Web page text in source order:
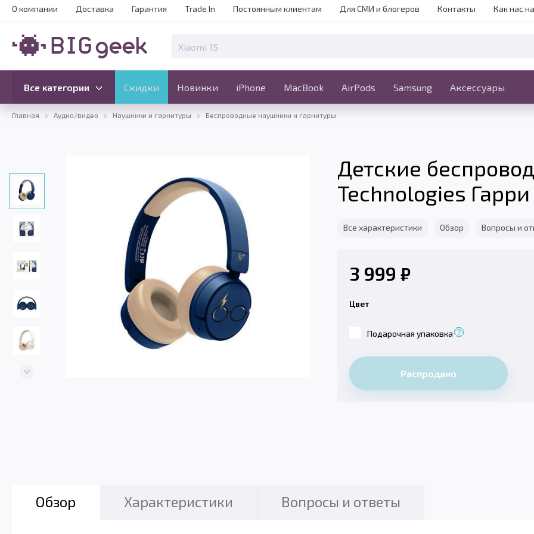
О компании Доставка Гарантия Trade In Постоянным клиентам Для СМИ и блогеров Контакты Как нас
Все категории Скидки Новинки iPhone MacBook AirPods Samsung Аксессуары
Скидки Новинки iPhone MacBook
Все категории Ещё
Главная Аудио/видео Наушники и гарнитуры Беспроводные наушники и гарнитуры
Детские
Technologies
Все характеристики Обзор Вопросы и
3 999 ₽
Цвет
Подарочная упаковка
Распродано
Обзор Характеристики Вопросы и ответы